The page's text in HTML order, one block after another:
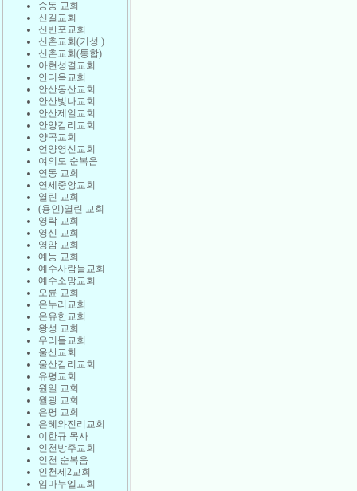
승동 교회
신길교회
신반포교회
신촌교회(기성 )
신촌교회(통합)
아현성결교회
안디옥교회
안산동산교회
안산빛나교회
안산제일교회
안양감리교회
양곡교회
언양영신교회
여의도 순복음
연동 교회
연세중앙교회
열린 교회
(용인)열린 교회
영락 교회
영신 교회
영암 교회
예능 교회
예수사람들교회
예수소망교회
오륜 교회
온누리교회
온유한교회
왕성 교회
우리들교회
울산교회
울산감리교회
유평교회
원일 교회
월광 교회
은평 교회
은혜와진리교회
이한규 목사
인천방주교회
인천 순복음
인천제2교회
임마누엘교회